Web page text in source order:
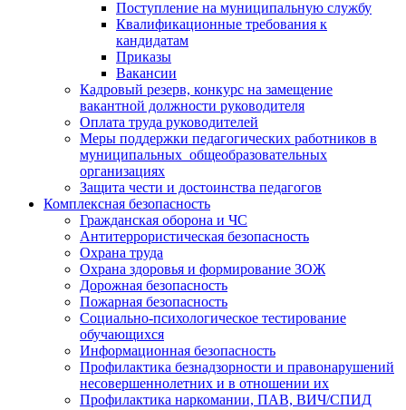
Поступление на муниципальную службу
Квалификационные требования к
кандидатам
Приказы
Вакансии
Кадровый резерв, конкурс на замещение
вакантной должности руководителя
Оплата труда руководителей
Меры поддержки педагогических работников в
муниципальных общеобразовательных
организациях
Защита чести и достоинства педагогов
Комплексная безопасность
Гражданская оборона и ЧС
Антитеррористическая безопасность
Охрана труда
Охрана здоровья и формирование ЗОЖ
Дорожная безопасность
Пожарная безопасность
Социально-психологическое тестирование
обучающихся
Информационная безопасность
Профилактика безнадзорности и правонарушений
несовершеннолетних и в отношении их
Профилактика наркомании, ПАВ, ВИЧ/СПИД